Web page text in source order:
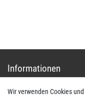
Informationen
Impressum
Wir verwenden Cookies